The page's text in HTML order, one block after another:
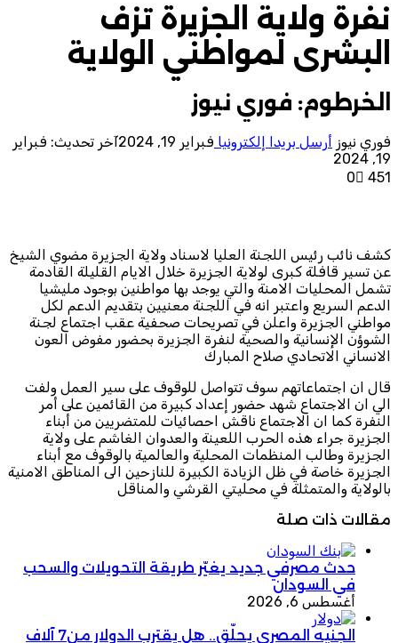
نفرة ولاية الجزيرة تزف
البشرى لمواطني الولاية
الخرطوم: فوري نيوز
فوري نيوز أرسل بريدا إلكترونيا فبراير 19, 2024
آخر تحديث: فبراير
19, 2024
0
451
كشف نائب رئيس اللجنة العليا لاسناد ولاية الجزيرة مضوي الشيخ
عن تسير قافلة كبرى لولاية الجزيرة خلال الايام القليلة القادمة
تشمل المحليات الامنة والتي يوجد بها مواطنين بوجود مليشيا
الدعم السريع واعتبر انه في اللجنة معنيين بتقديم الدعم لكل
مواطني الجزيرة واعلن في تصريحات صحفية عقب اجتماع لجنة
الشوؤن الإنسانية والصحية لنفرة الجزيرة بحضور مفوض العون
الانساني الاتحادي صلاح المبارك
قال ان اجتماعاتهم سوف تتواصل للوقوف على سير العمل ولفت
الي ان الاجتماع شهد حضور إعداد كبيرة من القائمين على أمر
النفرة كما ان الاجتماع ناقش احصائيات للمتضريين من أبناء
الجزيرة جراء هذه الحرب اللعينة والعدوان الغاشم على ولاية
الجزيرة وطالب المنظمات المحلية والعالمية بالوقوف مع أبناء
الجزيرة خاصة في ظل الزيادة الكبيرة للنازحين الى المناطق الامنية
بالولاية والمتمثلة في محليتي القرشي والمناقل
مقالات ذات صلة
حدث مصرفي جديد يغيّر طريقة التحويلات والسحب
في السودان
أغسطس 6, 2026
الجنيه المصري يحلّق.. هل يقترب الدولار من7 آلاف